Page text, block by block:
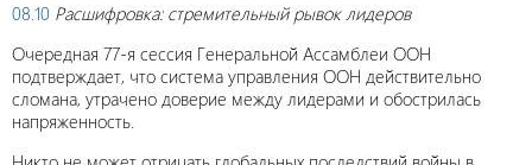
08.10 Расшифровка: стремительный рывок лидеров
Очередная 77-я сессия Генеральной Ассамблеи ООН
подтверждает, что система управления ООН действительно
сломана, утрачено доверие между лидерами и обострилась
напряженность.